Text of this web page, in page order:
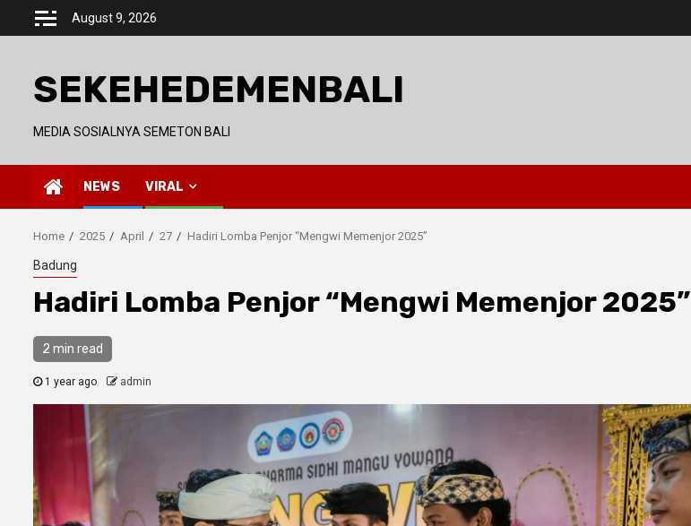
August 9, 2026
SEKEHEDEMENBALI
MEDIA SOSIALNYA SEMETON BALI
NEWS VIRAL
Home 2025 April 27 Hadiri Lomba Penjor “Mengwi Memenjor 2025”
Badung
Hadiri Lomba Penjor “Mengwi Memenjor 2025”
2 min read
1 year ago admin